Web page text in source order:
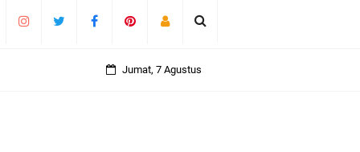
Jumat, 7 Agustus